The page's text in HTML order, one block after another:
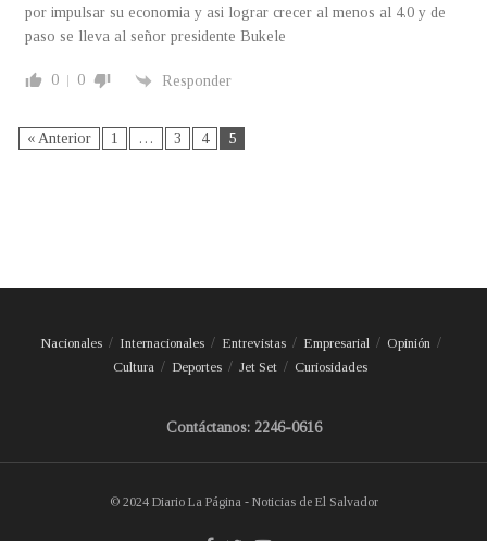
por impulsar su economia y asi lograr crecer al menos al 4.0 y de
paso se lleva al señor presidente Bukele
0 0 Responder
« Anterior 1 … 3 4 5
Nacionales Internacionales Entrevistas Empresarial
Opinión
Cultura
Deportes Jet Set Curiosidades
Contáctanos: 2246-0616
© 2024 Diario La Página - Noticias de El Salvador